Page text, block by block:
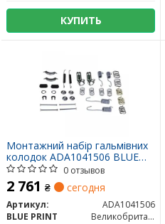
КУПИТЬ
Монтажний набір гальмівних
колодок ADA1041506 BLUE
PRINT
0 отзывов
2 761 ₴ сегодня
Артикул:
ADA1041506
BLUE PRINT
Великобритания